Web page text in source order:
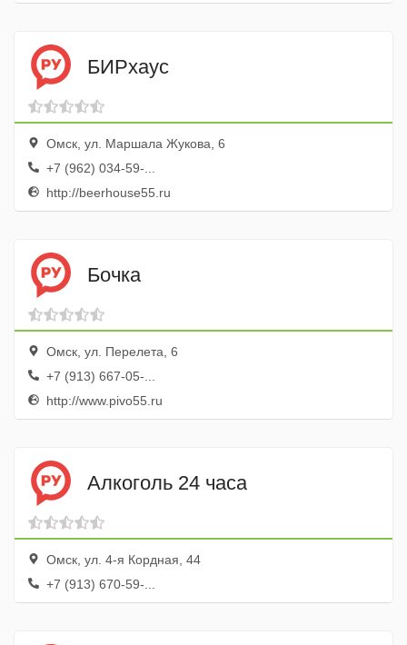
БИРхаус
Омск, ул. Маршала Жукова, 6
+7 (962) 034-59-...
http://beerhouse55.ru
Бочка
Омск, ул. Перелета, 6
+7 (913) 667-05-...
http://www.pivo55.ru
Алкоголь 24 часа
Омск, ул. 4-я Кордная, 44
+7 (913) 670-59-...